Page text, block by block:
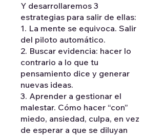
Y desarrollaremos 3
estrategias para salir de ellas:
1. La mente se equivoca. Salir
del piloto automático.
2. Buscar evidencia: hacer lo
contrario a lo que tu
pensamiento dice y generar
nuevas ideas.
3. Aprender a gestionar el
malestar. Cómo hacer “con”
miedo, ansiedad, culpa, en vez
de esperar a que se diluyan